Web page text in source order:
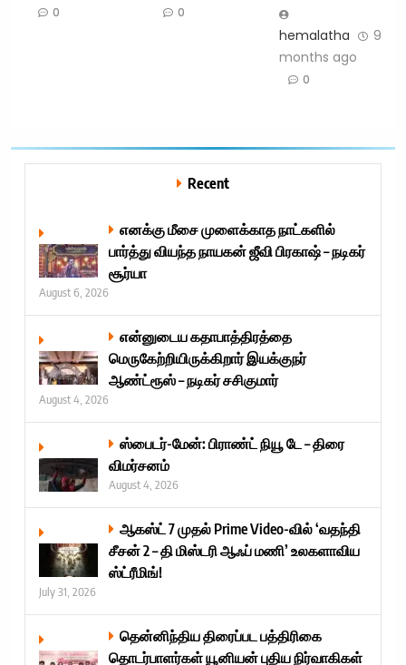
0 0
hemalatha
9
months ago
0
Recent
எனக்கு மீசை முளைக்காத நாட்களில்
பார்த்து வியந்த நாயகன் ஜீவி பிரகாஷ் – நடிகர்
சூர்யா
August 6, 2026
என்னுடைய கதாபாத்திரத்தை
மெருகேற்றியிருக்கிறார் இயக்குநர்
ஆண்ட்ரூஸ் – நடிகர் சசிகுமார்
August 4, 2026
ஸ்பைடர்-மேன்: பிராண்ட் நியூ டே – திரை
விமர்சனம்
August 4, 2026
ஆகஸ்ட் 7 முதல் Prime Video-வில் ‘வதந்தி
சீசன் 2 – தி மிஸ்டரி ஆஃப் மணி’ உலகளாவிய
ஸ்ட்ரீமிங்!
July 31, 2026
தென்னிந்திய திரைப்பட பத்திரிகை
தொடர்பாளர்கள் யூனியன் புதிய நிர்வாகிகள்